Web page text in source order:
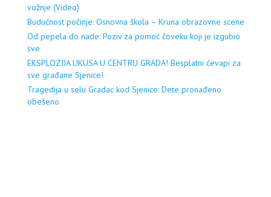
vožnje (Video)
Budućnost počinje: Osnovna škola – Kruna obrazovne scene
Od pepela do nade: Poziv za pomoć čoveku koji je izgubio
sve
EKSPLOZIJA UKUSA U CENTRU GRADA! Besplatni ćevapi za
sve građane Sjenice!
Tragedija u selu Gradac kod Sjenice: Dete pronađeno
obešeno